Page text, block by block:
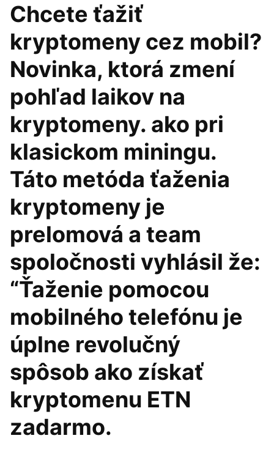
Chcete ťažiť
kryptomeny cez mobil?
Novinka, ktorá zmení
pohľad laikov na
kryptomeny. ako pri
klasickom miningu.
Táto metóda ťaženia
kryptomeny je
prelomová a team
spoločnosti vyhlásil že:
“Ťaženie pomocou
mobilného telefónu je
úplne revolučný
spôsob ako získať
kryptomenu ETN
zadarmo.